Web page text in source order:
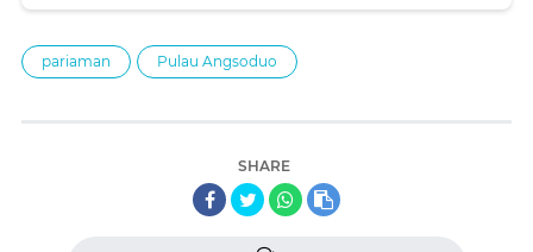
pariaman Pulau Angsoduo
SHARE